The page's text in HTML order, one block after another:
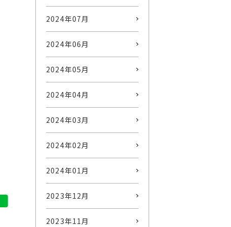
2024年07月
2024年06月
2024年05月
2024年04月
2024年03月
2024年02月
2024年01月
2023年12月
2023年11月